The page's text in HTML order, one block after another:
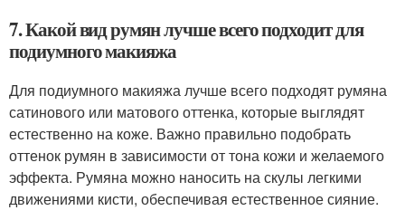
7. Какой вид румян лучше всего подходит для
подиумного макияжа
Для подиумного макияжа лучше всего подходят румяна
сатинового или матового оттенка, которые выглядят
естественно на коже. Важно правильно подобрать
оттенок румян в зависимости от тона кожи и желаемого
эффекта. Румяна можно наносить на скулы легкими
движениями кисти, обеспечивая естественное сияние.